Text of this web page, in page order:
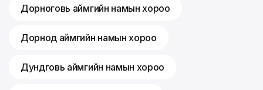
Дорноговь аймгийн намын хороо
Дорнод аймгийн намын хороо
Дундговь аймгийн намын хороо